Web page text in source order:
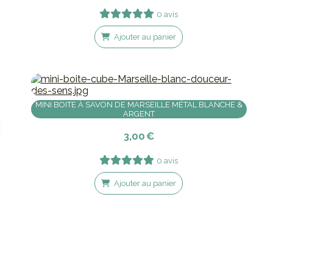
0 avis
Ajouter au panier
MINI BOITE À SAVON DE MARSEILLE MÉTAL BLANCHE &
ARGENT
3,00 €
0 avis
Ajouter au panier